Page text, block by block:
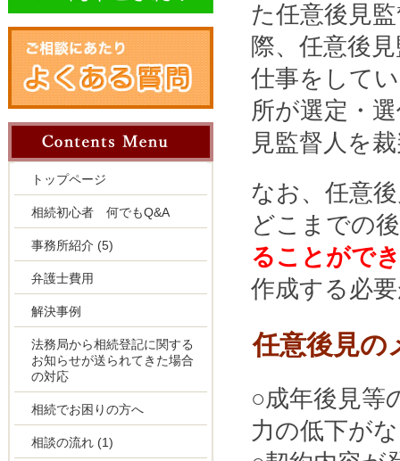
た任意後見
際、任意後
仕事をして
所が選定・
見監督人を
なお、任意
どこまでの
ることがで
作成する必
任意後見の
○成年後見等
力の低下が
トップページ
相続初心者 何でもQ&A
事務所紹介 (5)
弁護士費用
解決事例
法務局から相続登記に関する
お知らせが送られてきた場合
の対応
相続でお困りの方へ
相談の流れ (1)